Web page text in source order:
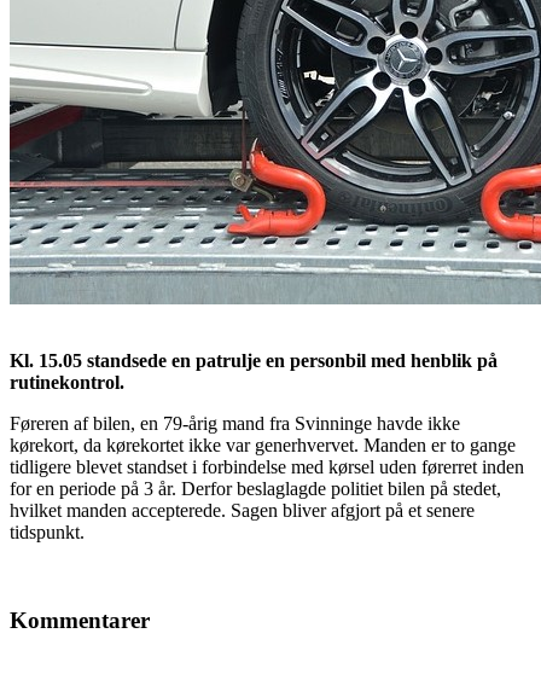
Kl. 15.05 standsede en patrulje en personbil med henblik på
rutinekontrol.
Føreren af bilen, en 79-årig mand fra Svinninge havde ikke
kørekort, da kørekortet ikke var generhvervet. Manden er to gange
tidligere blevet standset i forbindelse med kørsel uden førerret inden
for en periode på 3 år. Derfor beslaglagde politiet bilen på stedet,
hvilket manden accepterede. Sagen bliver afgjort på et senere
tidspunkt.
Kommentarer